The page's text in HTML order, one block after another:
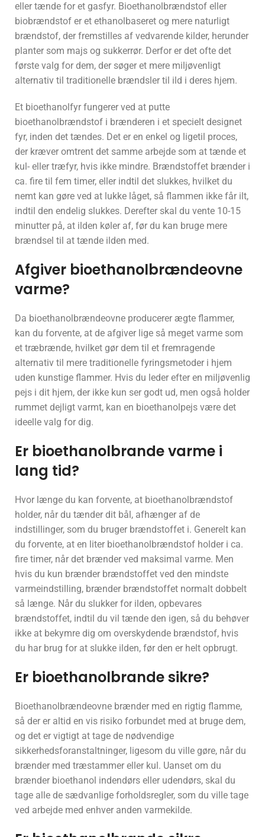
eller tænde for et gasfyr. Bioethanolbrændstof eller
biobrændstof er et ethanolbaseret og mere naturligt
brændstof, der fremstilles af vedvarende kilder, herunder
planter som majs og sukkerrør. Derfor er det ofte det
første valg for dem, der søger et mere miljøvenligt
alternativ til traditionelle brændsler til ild i deres hjem.
Et bioethanolfyr fungerer ved at putte
bioethanolbrændstof i brænderen i et specielt designet
fyr, inden det tændes. Det er en enkel og ligetil proces,
der kræver omtrent det samme arbejde som at tænde et
kul- eller træfyr, hvis ikke mindre. Brændstoffet brænder i
ca. fire til fem timer, eller indtil det slukkes, hvilket du
nemt kan gøre ved at lukke låget, så flammen ikke får ilt,
indtil den endelig slukkes. Derefter skal du vente 10-15
minutter på, at ilden køler af, før du kan bruge mere
brændsel til at tænde ilden med.
Afgiver bioethanolbrændeovne
varme?
Da bioethanolbrændeovne producerer ægte flammer,
kan du forvente, at de afgiver lige så meget varme som
et træbrænde, hvilket gør dem til et fremragende
alternativ til mere traditionelle fyringsmetoder i hjem
uden kunstige flammer. Hvis du leder efter en miljøvenlig
pejs i dit hjem, der ikke kun ser godt ud, men også holder
rummet dejligt varmt, kan en bioethanolpejs være det
ideelle valg for dig.
Er bioethanolbrande varme i
lang tid?
Hvor længe du kan forvente, at bioethanolbrændstof
holder, når du tænder dit bål, afhænger af de
indstillinger, som du bruger brændstoffet i. Generelt kan
du forvente, at en liter bioethanolbrændstof holder i ca.
fire timer, når det brænder ved maksimal varme. Men
hvis du kun brænder brændstoffet ved den mindste
varmeindstilling, brænder brændstoffet normalt dobbelt
så længe. Når du slukker for ilden, opbevares
brændstoffet, indtil du vil tænde den igen, så du behøver
ikke at bekymre dig om overskydende brændstof, hvis
du har brug for at slukke ilden, før den er helt opbrugt.
Er bioethanolbrande sikre?
Bioethanolbrændeovne brænder med en rigtig flamme,
så der er altid en vis risiko forbundet med at bruge dem,
og det er vigtigt at tage de nødvendige
sikkerhedsforanstaltninger, ligesom du ville gøre, når du
brænder med træstammer eller kul. Uanset om du
brænder bioethanol indendørs eller udendørs, skal du
tage alle de sædvanlige forholdsregler, som du ville tage
ved arbejde med enhver anden varmekilde.